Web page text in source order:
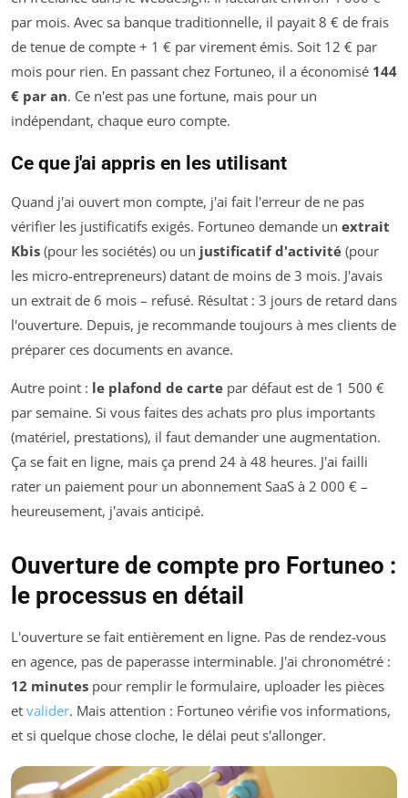
par mois. Avec sa banque traditionnelle, il payait 8 € de frais
de tenue de compte + 1 € par virement émis. Soit 12 € par
mois pour rien. En passant chez Fortuneo, il a économisé 144
€ par an. Ce n'est pas une fortune, mais pour un
indépendant, chaque euro compte.
Ce que j'ai appris en les utilisant
Quand j'ai ouvert mon compte, j'ai fait l'erreur de ne pas
vérifier les justificatifs exigés. Fortuneo demande un extrait
Kbis (pour les sociétés) ou un justificatif d'activité (pour
les micro-entrepreneurs) datant de moins de 3 mois. J'avais
un extrait de 6 mois – refusé. Résultat : 3 jours de retard dans
l'ouverture. Depuis, je recommande toujours à mes clients de
préparer ces documents en avance.
Autre point : le plafond de carte par défaut est de 1 500 €
par semaine. Si vous faites des achats pro plus importants
(matériel, prestations), il faut demander une augmentation.
Ça se fait en ligne, mais ça prend 24 à 48 heures. J'ai failli
rater un paiement pour un abonnement SaaS à 2 000 € –
heureusement, j'avais anticipé.
Ouverture de compte pro Fortuneo :
le processus en détail
L'ouverture se fait entièrement en ligne. Pas de rendez-vous
en agence, pas de paperasse interminable. J'ai chronométré :
12 minutes pour remplir le formulaire, uploader les pièces
et valider. Mais attention : Fortuneo vérifie vos informations,
et si quelque chose cloche, le délai peut s'allonger.